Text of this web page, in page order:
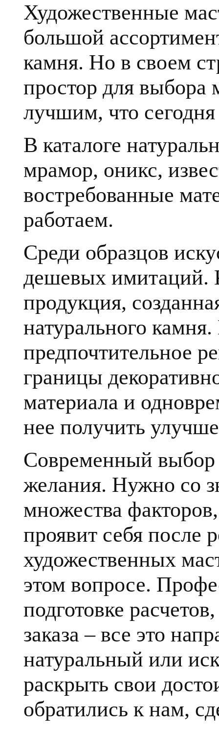
Художественные
большой
камня. Но в своем
простор для выбора
лучшим, что
В каталоге
мрамор, оникс,
востребованные
работаем.
Среди образцов
дешевых имитаций.
продукция,
натурального
предпочтительное
границы
материала и
нее получить
Современный выбор
желания. Нужно со
множества
проявит себя после
художественных
этом вопросе.
подготовке
заказа – все это
натуральный или
раскрыть свои
обратились к нам,